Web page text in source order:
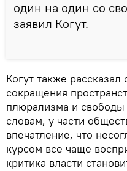
один на один со
заявил Когут.
Когут также
сокращения
плюрализма и
словам, у части
впечатление, что
курсом все чаще
критика власти